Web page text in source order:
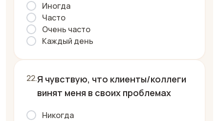
Иногда
Часто
Очень часто
Каждый день
Я чувствую, что клиенты/коллеги
винят меня в своих проблемах
Никогда